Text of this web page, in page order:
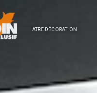
ATRE DÉCORATION